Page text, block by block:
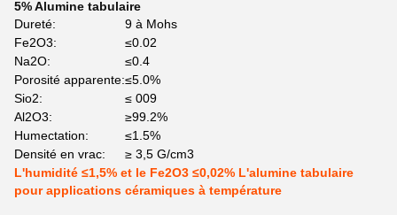
5% Alumine tabulaire
Dureté:
9 à Mohs
Fe2O3:
≤0.02
Na2O:
≤0.4
Porosité apparente:≤5.0%
Sio2:
≤ 009
Al2O3:
≥99.2%
Humectation:
≤1.5%
Densité en vrac:
≥ 3,5 G/cm3
L'humidité ≤1,5% et le Fe2O3 ≤0,02% L'alumine tabulaire
pour applications céramiques à température